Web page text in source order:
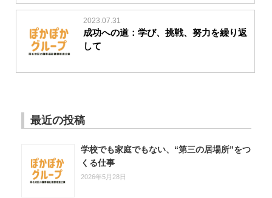
2023.07.31
成功への道：学び、挑戦、努力を繰り返
して
最近の投稿
学校でも家庭でもない、“第三の居場所”をつ
くる仕事
2026年5月28日